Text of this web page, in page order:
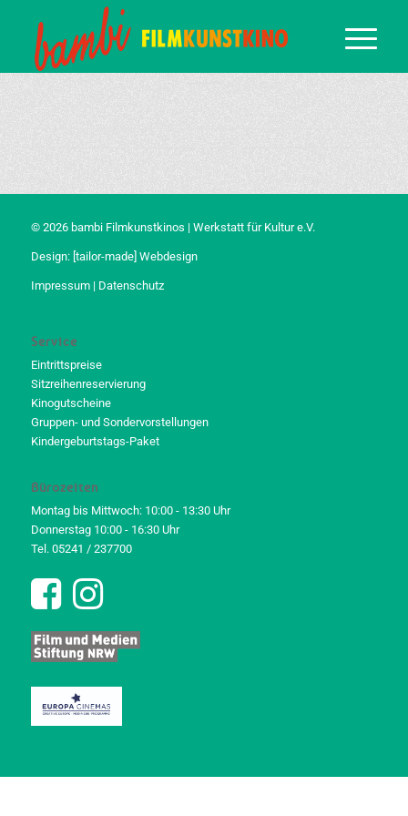
© 2026 bambi Filmkunstkinos | Werkstatt für Kultur e.V.
Design: [tailor-made] Webdesign
Impressum| Datenschutz
Service
Eintrittspreise
Sitzreihenreservierung
Kinogutscheine
Gruppen- und Sondervorstellungen
Kindergeburtstags-Paket
Bürozeiten
Montag bis Mittwoch: 10:00 - 13:30 Uhr
Donnerstag 10:00 - 16:30 Uhr
Tel. 05241 / 237700